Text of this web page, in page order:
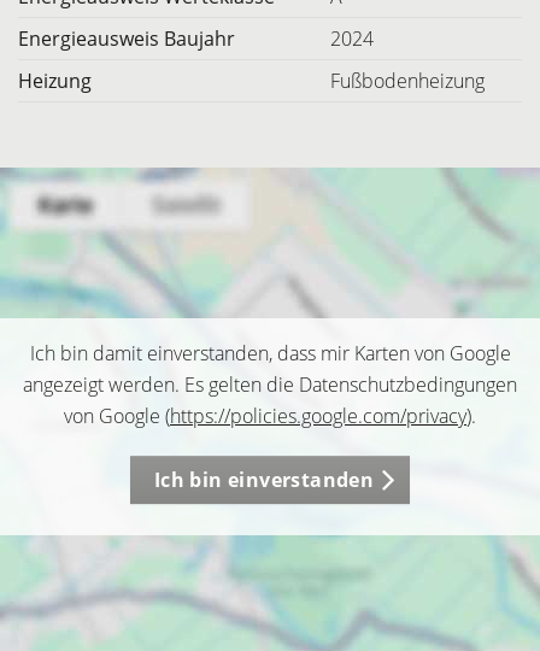
Energieausweis Baujahr
2024
Heizung
Fußbodenheizung
Ich bin damit einverstanden, dass mir Karten von Google
angezeigt werden. Es gelten die Datenschutzbedingungen
von Google (https://policies.google.com/privacy).
Ich bin einverstanden